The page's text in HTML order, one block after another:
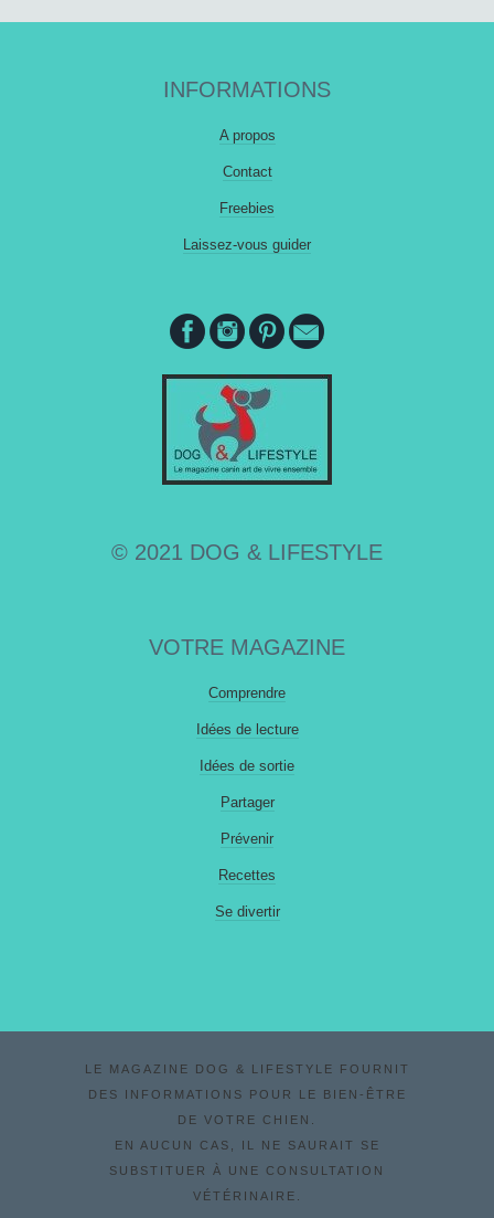
INFORMATIONS
A propos
Contact
Freebies
Laissez-vous guider
© 2021 DOG & LIFESTYLE
VOTRE MAGAZINE
Comprendre
Idées de lecture
Idées de sortie
Partager
Prévenir
Recettes
Se divertir
LE MAGAZINE DOG & LIFESTYLE FOURNIT
DES INFORMATIONS POUR LE BIEN-ÊTRE
DE VOTRE CHIEN.
EN AUCUN CAS, IL NE SAURAIT SE
SUBSTITUER À UNE CONSULTATION
VÉTÉRINAIRE.